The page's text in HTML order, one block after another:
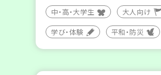
中・高・大学生 大人向け
学び・体験 平和・防災